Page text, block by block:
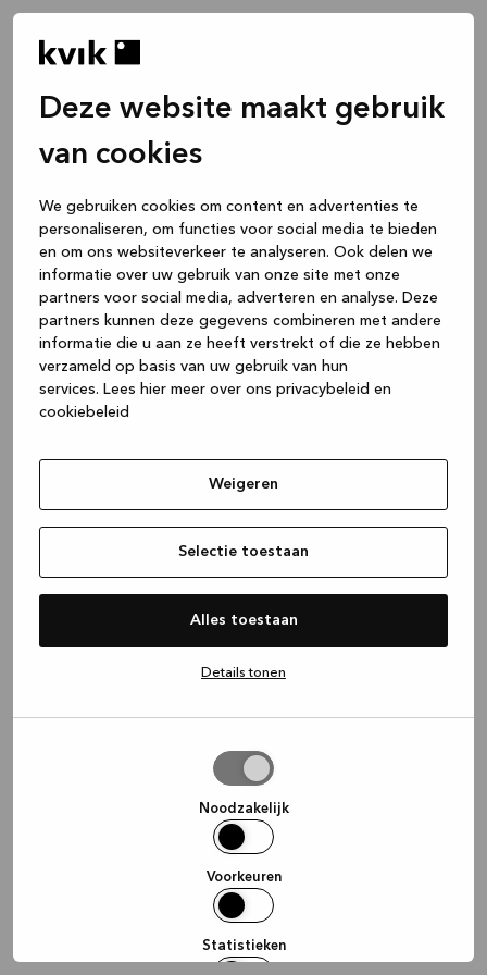
Deze website maakt gebruik
van cookies
We gebruiken cookies om content en advertenties te
personaliseren, om functies voor social media te bieden
en om ons websiteverkeer te analyseren. Ook delen we
informatie over uw gebruik van onze site met onze
partners voor social media, adverteren en analyse. Deze
partners kunnen deze gegevens combineren met andere
informatie die u aan ze heeft verstrekt of die ze hebben
verzameld op basis van uw gebruik van hun
services. Lees hier meer over ons privacybeleid en
cookiebeleid
Weigeren
Selectie toestaan
Alles toestaan
Details tonen
Noodzakelijk
Voorkeuren
Statistieken
(see the browser console for more
information).